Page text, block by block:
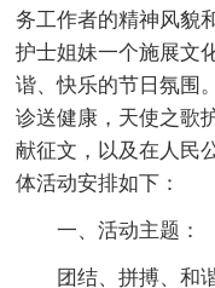
务工作者的精神风貌
护士姐妹一个施展文
谐、快乐的节日氛围
诊送健康，天使之歌
献征文，以及在人民
体活动安排如下：
一、活动主题：
团结、拼搏、和